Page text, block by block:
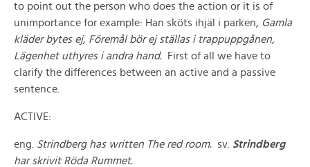
to point out the person who does the action or it is of
unimportance for example: Han sköts ihjäl i parken, Gamla
kläder bytes ej, Föremål bör ej ställas i trappuppgånen,
Lägenhet uthyres i andra hand. First of all we have to
clarify the differences between an active and a passive
sentence.
ACTIVE:
eng. Strindberg has written The red room. sv. Strindberg
har skrivit Röda Rummet.